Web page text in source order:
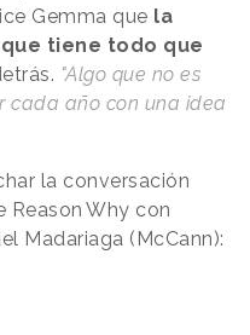
Gemma que la
tiene todo que
"Algo que no es
cada año con una idea
la conversación
Reason Why con
Madariaga (McCann):